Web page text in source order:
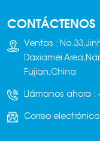
CONTÁCTENOS
Ventas :
Daxiamei
Fujian,China
Llámanos ahora :
Correo electrónico